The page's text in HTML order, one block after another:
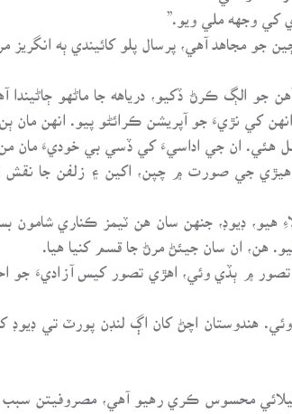
کي وجهه ملي ويو.”
جو مجاهد آهي، پرسال پلو کائيندي ٻه انگريز
جو الڳ ڪرڻ ڏکيو، درياهه جا ماڻهو
کي نڙيءَ جو آپريشن ڪرائڻو پيو. انهن مان
هئي. ان جي اداسيءَ کي ڏسي بي خوديءَ مان من
جي صورت ۾ چپن، اکين ۽ زلفن جا نقش
هيو، ڊيوڊ، جنهن سان هن ٽيمز ڪناري
هن، ان سان جيئڻ مرڻ جا قسم کنيا هيا.
تصور ۾ ٻڏي وئي، اهڙي تصور کيس آزاديءَ جو
اچڻ کان اڳ لنڊن پورٽ تي ڊيوڊ
محسوس ڪري رهيو آهي، مصروفيتن